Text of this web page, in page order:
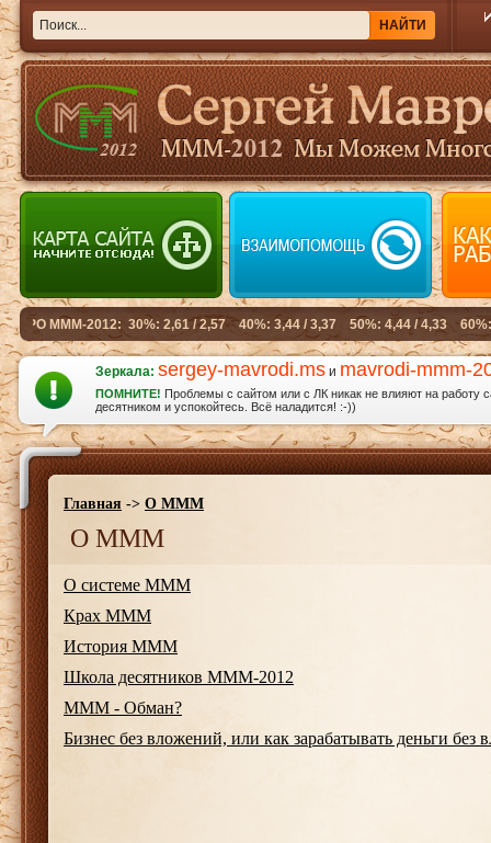
Зеркала: sergey-mavrodi.ms и mavrodi-mmm-
ПОМНИТЕ! Проблемы с сайтом или с ЛК никак не влияют на работу
десятником и успокойтесь. Всё наладится! :-))
Главная -> О МММ
О МММ
О системе МММ
Крах МММ
История МММ
Школа десятников МММ-2012
МММ - Обман?
Бизнес без вложений, или как зарабатывать деньги без